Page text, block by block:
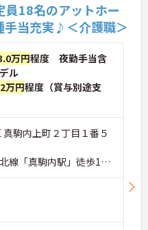
員18名のアットホー
手当充実♪＜介護職＞
万円程度 夜勤手当含
ル
万円程度（賞与別途支
駒内上町２丁目１番５
線「真駒内駅」徒歩15